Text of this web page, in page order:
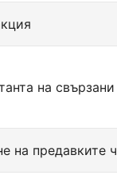
на
на предавките